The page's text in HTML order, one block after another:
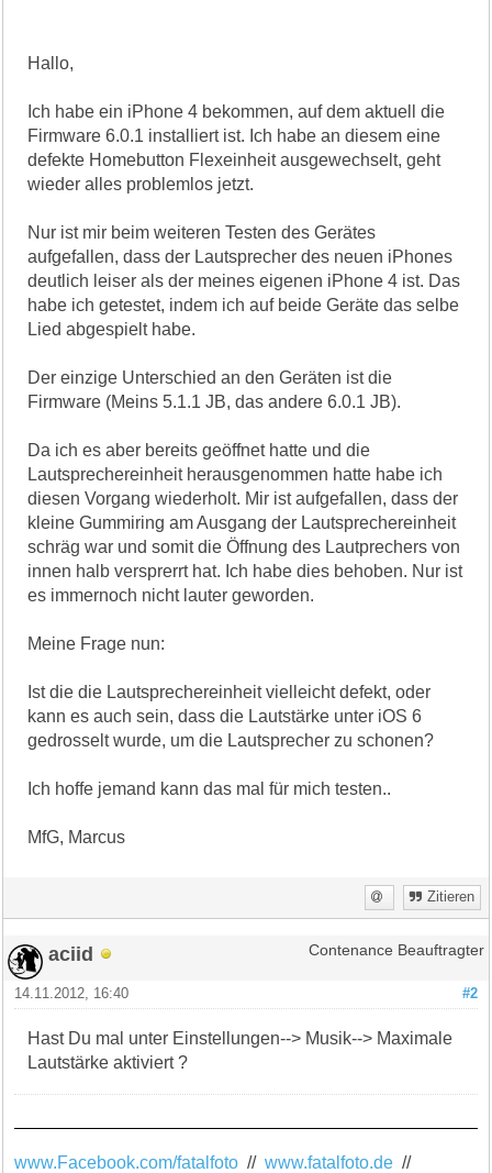
Hallo,
Ich habe ein iPhone 4 bekommen, auf dem aktuell die
Firmware 6.0.1 installiert ist. Ich habe an diesem eine
defekte Homebutton Flexeinheit ausgewechselt, geht
wieder alles problemlos jetzt.
Nur ist mir beim weiteren Testen des Gerätes
aufgefallen, dass der Lautsprecher des neuen iPhones
deutlich leiser als der meines eigenen iPhone 4 ist. Das
habe ich getestet, indem ich auf beide Geräte das selbe
Lied abgespielt habe.
Der einzige Unterschied an den Geräten ist die
Firmware (Meins 5.1.1 JB, das andere 6.0.1 JB).
Da ich es aber bereits geöffnet hatte und die
Lautsprechereinheit herausgenommen hatte habe ich
diesen Vorgang wiederholt. Mir ist aufgefallen, dass der
kleine Gummiring am Ausgang der Lautsprechereinheit
schräg war und somit die Öffnung des Lautprechers von
innen halb versprerrt hat. Ich habe dies behoben. Nur ist
es immernoch nicht lauter geworden.
Meine Frage nun:
Ist die die Lautsprechereinheit vielleicht defekt, oder
kann es auch sein, dass die Lautstärke unter iOS 6
gedrosselt wurde, um die Lautsprecher zu schonen?
Ich hoffe jemand kann das mal für mich testen..
MfG, Marcus
Zitieren
aciid Contenance Beauftragter
#2
14.11.2012, 16:40
Hast Du mal unter Einstellungen--> Musik--> Maximale
Lautstärke aktiviert ?
www.Facebook.com/fatalfoto //www.fatalfoto.de //